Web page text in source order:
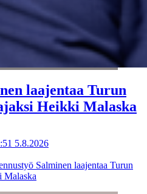
laajentaa Turun
Heikki Malaska
5.8.2026
Salminen laajentaa Turun
Malaska